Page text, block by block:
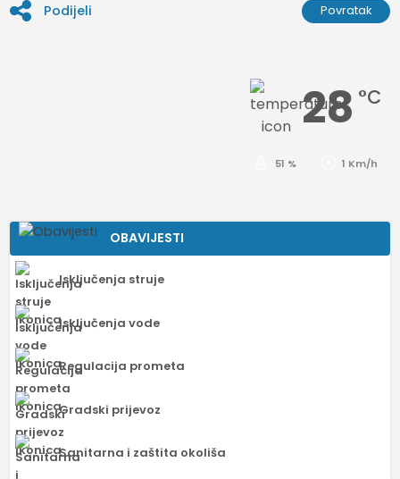
Podijeli Povratak
28 °C
51 % 1 Km/h
OBAVIJESTI
Isključenja struje
Isključenja vode
Regulacija prometa
Gradski prijevoz
Sanitarna i zaštita okoliša